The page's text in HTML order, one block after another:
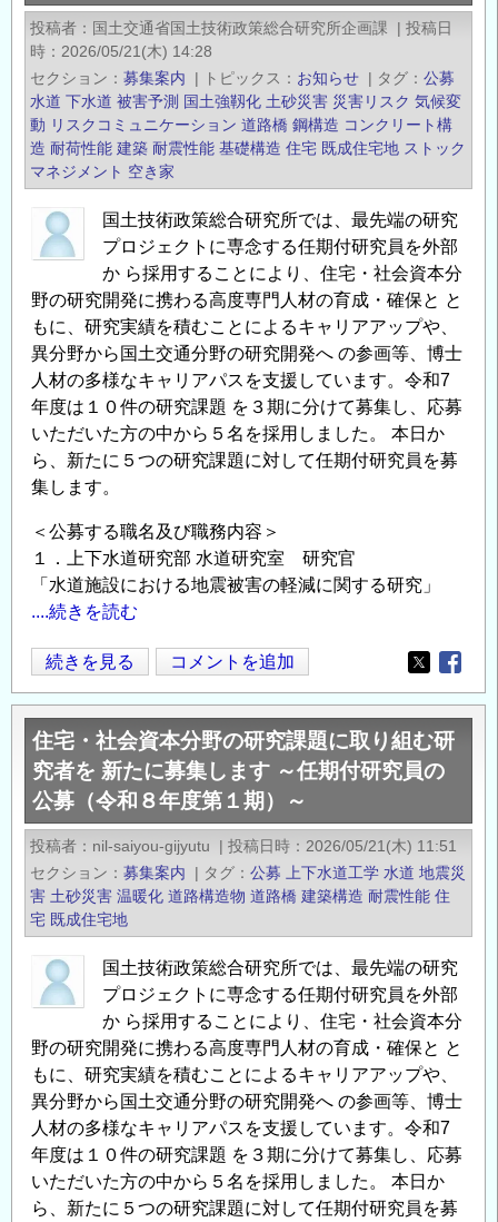
会
資
分
野
の
研
課
題
に
取
り
組
む
研
者
新
た
に
募
集
し
ま
す
～
任
期
付
研
究
員
の
公
募
（令
和
８
年
度
第
１
投稿者 国土交通省国土技術政策総合研究所企画課 | 投稿日
時
2026/05/21(木) 14:28
セクション
募集案内 | トピックス お知らせ | タグ
公募
水道 下水道 被害予測 国土強靱化 土砂災害 災害リスク 気候変
動 リスクコミュニケーション 道路橋 鋼構造 コンクリート構
造 耐荷性能 建築 耐震性能 基礎構造 住宅 既成住宅地 ストック
マネジメント 空き家
国土技術政策総合研究所では、最先端の研究
プロジェクトに専念する任期付研究員を外部
か ら採用することにより、住宅・社会資本分
野の研究開発に携わる高度専門人材の育成・確保と と
もに、研究実績を積むことによるキャリアアップや、
異分野から国土交通分野の研究開発へ の参画等、博士
人材の多様なキャリアパスを支援しています。令和7
年度は１０件の研究課題 を３期に分けて募集し、応募
いただいた方の中から５名を採用しました。 本日か
ら、新たに５つの研究課題に対して任期付研究員を募
集します。
＜公募する職名及び職務内容＞
１．上下水道研究部 水道研究室 研究官
「水道施設における地震被害の軽減に関する研究」
....続きを読む
住
宅・
社
会
資
本
分
野
の
研
究
課
題
取
り
組
む
研
究
者
続きを見る コメントを追加
Opens in
住宅・社会資本分野の研究課題に取り組む研
究者を 新たに募集します ～任期付研究員の
公募（令和８年度第１期）～
投稿者 nil-saiyou-gijyutu | 投稿日時
2026/05/21(木) 11:51
セクション
募集案内 | タグ 公募 上下水道工学 水道 地震災
害 土砂災害 温暖化 道路構造物 道路橋 建築構造 耐震性能 住
宅 既成住宅地
国土技術政策総合研究所では、最先端の研究
プロジェクトに専念する任期付研究員を外部
か ら採用することにより、住宅・社会資本分
野の研究開発に携わる高度専門人材の育成・確保と と
もに、研究実績を積むことによるキャリアアップや、
異分野から国土交通分野の研究開発へ の参画等、博士
人材の多様なキャリアパスを支援しています。令和7
年度は１０件の研究課題 を３期に分けて募集し、応募
いただいた方の中から５名を採用しました。 本日か
ら、新たに５つの研究課題に対して任期付研究員を募